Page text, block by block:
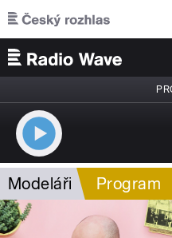
Přejít k hlavnímu obsahu
Modeláři Program